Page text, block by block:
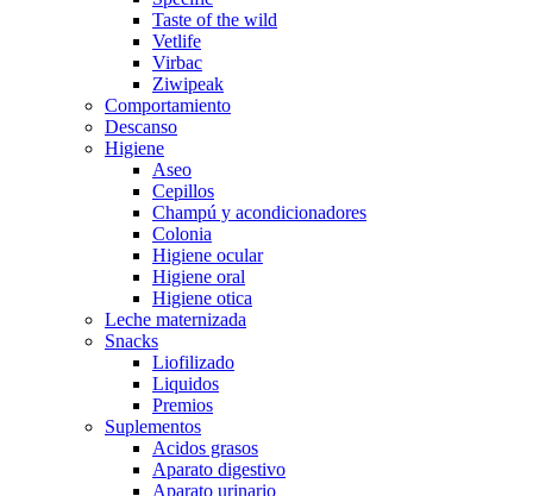
Taste of the wild
Vetlife
Virbac
Ziwipeak
Comportamiento
Descanso
Higiene
Aseo
Cepillos
Champú y acondicionadores
Colonia
Higiene ocular
Higiene oral
Higiene otica
Leche maternizada
Snacks
Liofilizado
Liquidos
Premios
Suplementos
Acidos grasos
Aparato digestivo
Aparato urinario